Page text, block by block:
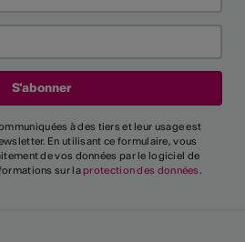
à des tiers et leur usage est
En utilisant ce formulaire, vous
de vos données par le logiciel de
sur la protection des données.